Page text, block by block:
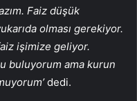
Faiz düşük
olması gerekiyor.
işimize geliyor.
buluyorum ama kurun
dedi.